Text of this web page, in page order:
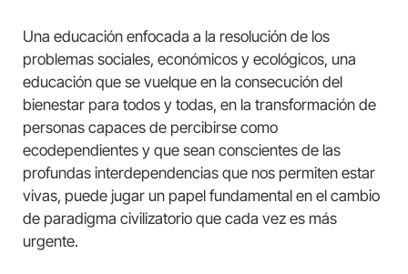
Una educación enfocada a la resolución de los
problemas sociales, económicos y ecológicos, una
educación que se vuelque en la consecución del
bienestar para todos y todas, en la transformación de
personas capaces de percibirse como
ecodependientes y que sean conscientes de las
profundas interdependencias que nos permiten estar
vivas, puede jugar un papel fundamental en el cambio
de paradigma civilizatorio que cada vez es más
urgente.